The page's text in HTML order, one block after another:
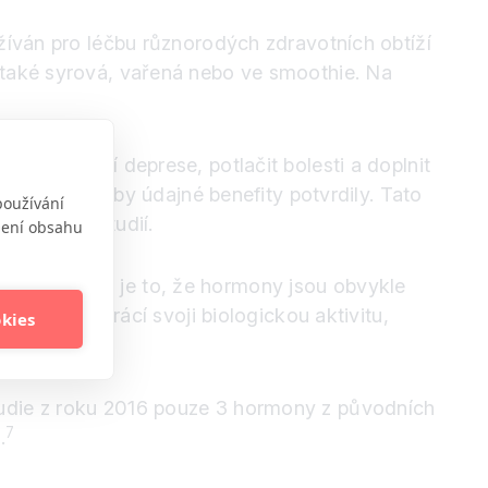
obsahu
pro léčbu různorodých zdravotních obtíží
syrová, vařená nebo ve smoothie. Na
poporodní deprese, potlačit bolesti a doplnit
které by údajné benefity potvrdily. Tato
studií.
je to, že hormony jsou obvykle
z nich ztrácí svoji biologickou aktivitu,
z roku 2016 pouze 3 hormony z původních
7